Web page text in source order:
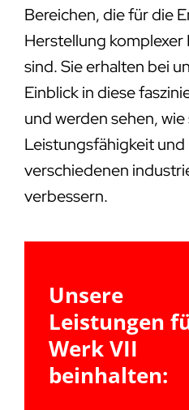
Bereichen, die für die
Herstellung komplexer
sind. Sie erhalten bei
Einblick in diese
und werden sehen, wie
Leistungsfähigkeit und
verschiedenen
verbessern.
Unsere
Leistungen
Werk VII
beinhalten: